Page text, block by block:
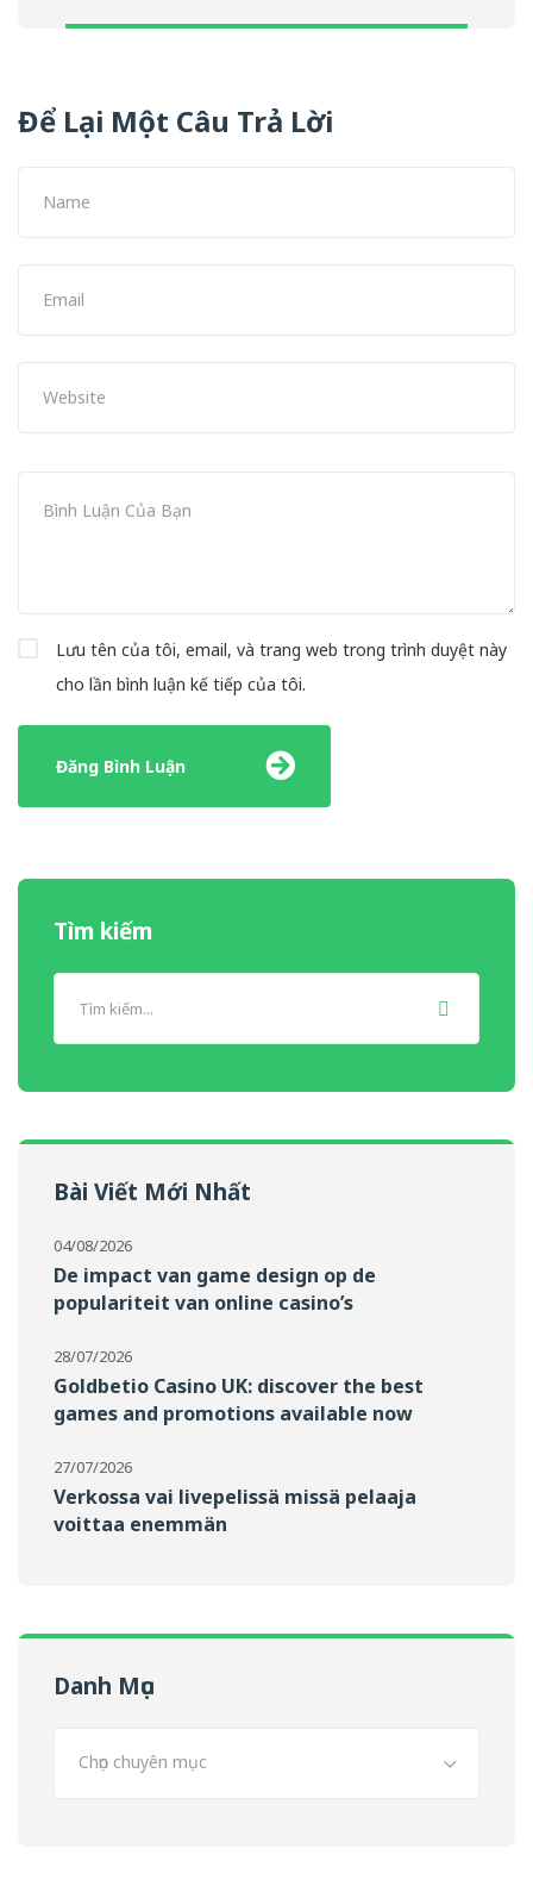
Để Lại Một Câu Trả Lời
Lưu tên của tôi, email, và trang web trong trình duyệt này
cho lần bình luận kế tiếp của tôi.
Tìm kiếm
Bài Viết Mới Nhất
04/08/2026
De impact van game design op de
populariteit van online casino’s
28/07/2026
Goldbetio Casino UK: discover the best
games and promotions available now
27/07/2026
Verkossa vai livepelissä missä pelaaja
voittaa enemmän
Danh Mục
Chọn chuyên mục